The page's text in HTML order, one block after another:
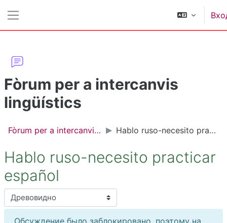
Fòrum per a intercanvis
lingüístics
Fòrum per a intercanvis lingüístics Hablo ruso-necesito practicar español
Hablo ruso-necesito practicar
español
Режим отображения